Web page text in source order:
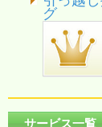
グ
サービス一覧